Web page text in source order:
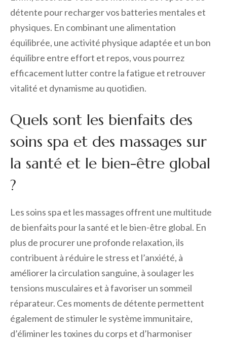
détente pour recharger vos batteries mentales et
physiques. En combinant une alimentation
équilibrée, une activité physique adaptée et un bon
équilibre entre effort et repos, vous pourrez
efficacement lutter contre la fatigue et retrouver
vitalité et dynamisme au quotidien.
Quels sont les bienfaits des
soins spa et des massages sur
la santé et le bien-être global
?
Les soins spa et les massages offrent une multitude
de bienfaits pour la santé et le bien-être global. En
plus de procurer une profonde relaxation, ils
contribuent à réduire le stress et l’anxiété, à
améliorer la circulation sanguine, à soulager les
tensions musculaires et à favoriser un sommeil
réparateur. Ces moments de détente permettent
également de stimuler le système immunitaire,
d’éliminer les toxines du corps et d’harmoniser